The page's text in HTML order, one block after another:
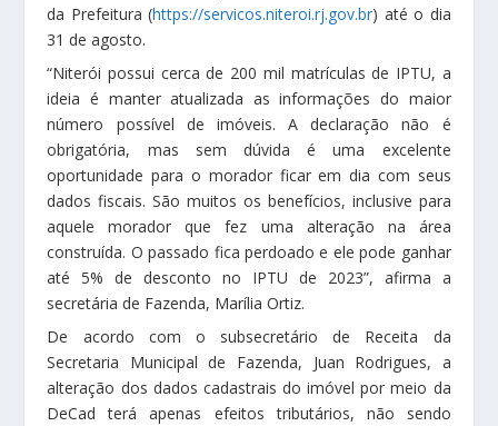
da Prefeitura (https://servicos.niteroi.rj.gov.br) até o dia
31 de agosto.
“Niterói possui cerca de 200 mil matrículas de IPTU, a
ideia é manter atualizada as informações do maior
número possível de imóveis. A declaração não é
obrigatória, mas sem dúvida é uma excelente
oportunidade para o morador ficar em dia com seus
dados fiscais. São muitos os benefícios, inclusive para
aquele morador que fez uma alteração na área
construída. O passado fica perdoado e ele pode ganhar
até 5% de desconto no IPTU de 2023”, afirma a
secretária de Fazenda, Marília Ortiz.
De acordo com o subsecretário de Receita da
Secretaria Municipal de Fazenda, Juan Rodrigues, a
alteração dos dados cadastrais do imóvel por meio da
DeCad terá apenas efeitos tributários, não sendo